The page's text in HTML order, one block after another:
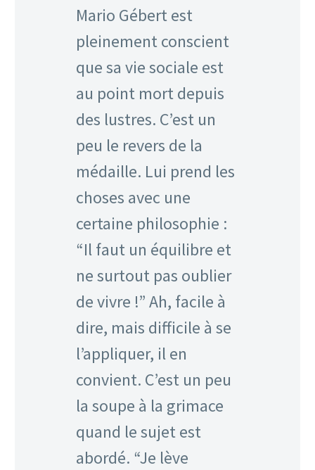
Mario Gébert est
pleinement conscient
que sa vie sociale est
au point mort depuis
des lustres. C’est un
peu le revers de la
médaille. Lui prend les
choses avec une
certaine philosophie :
“Il faut un équilibre et
ne surtout pas oublier
de vivre !” Ah, facile à
dire, mais difficile à se
l’appliquer, il en
convient. C’est un peu
la soupe à la grimace
quand le sujet est
abordé. “Je lève